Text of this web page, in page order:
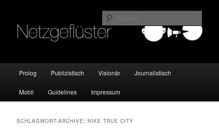
Netzgeflüster
Zum
Inhalt
Zum
sekundären
Prolog Publizistisch Visionär Journalistisch
Mobil Guidelines Impressum
SCHLAGWORT-ARCHIVE:NIKE TRUE CITY